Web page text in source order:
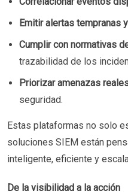
Emitir alertas tempranas
Cumplir con normativas
trazabilidad de los
Priorizar amenazas
seguridad.
Estas plataformas no solo
soluciones SIEM están
inteligente, eficiente y
De la visibilidad a la acción